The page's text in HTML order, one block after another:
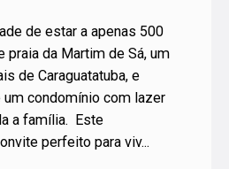
de estar a apenas 500
praia da Martim de Sá, um
de Caraguatatuba, e
um condomínio com lazer
a família. Este
perfeito para viv...